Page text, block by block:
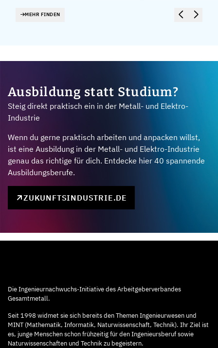
MEHR FINDEN
Ausbildung statt Studium?
Steig direkt praktisch ein in der Metall- und Elektro-
Industrie
Wenn du gerne praktisch arbeiten und anpacken willst,
ist eine Ausbildung in der Metall- und Elektro-Industrie
genau das richtige für dich. Entdecke hier 40 spannende
Ausbildungsberufe.
ZUKUNFTSINDUSTRIE.DE
Die Ingenieurnachwuchs-Initiative des Arbeitgeberverbandes
Gesamtmetall.
Seit 1998 widmet sie sich bereits den Themen Ingenieurwesen und
MINT (Mathematik, Informatik, Naturwissenschaft, Technik). Ihr Ziel ist
es, junge Menschen schon frühzeitig für den Ingenieursberuf sowie
Naturwissenschaften und Technik zu begeistern.